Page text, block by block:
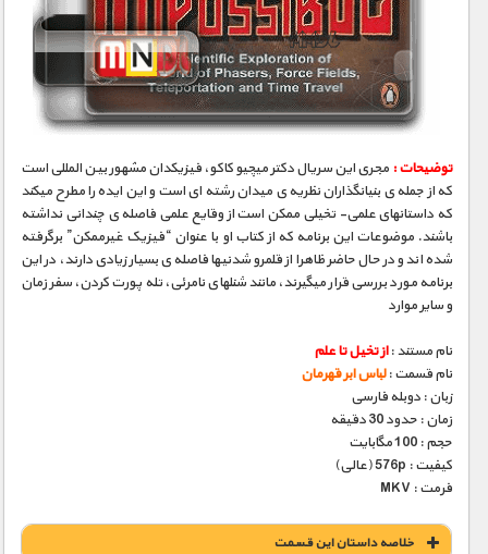
توضیحات : مجری­ این سریال دکتر میچیو کاکو، فیزیکدان مشهور بین­ المللی است
که از جمله­ ی بنیانگذاران نظریه­ ی میدان رشته ­ای است و این ایده را مطرح می­کند
که داستانهای علمی- تخیلی ممکن است از وقایع علمی فاصله­ ی چندانی نداشته
باشند. موضوعات این برنامه که از کتاب او با عنوان “فیزیک غیرممکن” برگرفته
شده­ اند و در حال حاضر ظاهرا از قلمرو شدنی­ها فاصله­ ی بسیار زیادی دارند، در این
برنامه مورد بررسی قرار می­گیرند، مانند شنلهای نامرئی، تله­ پورت کردن، سفر زمان
و سایر موارد
نام مستند :از تخیل تا علم
نام قسمت :لباس ابر قهرمان
زبان : دوبله فارسی
زمان : حدود 30 دقیقه
حجم : 100 مگابایت
کیفیت : 576p (عالی)
فرمت : MKV
خلاصه داستان این قسمت